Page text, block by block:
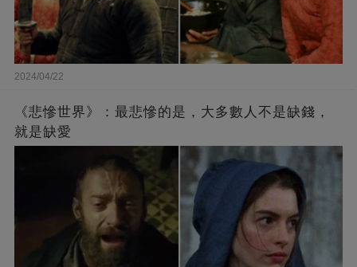
2024/04/22
《悲慘世界》：最悲慘的是，大多數人不是缺錢，
就是缺愛